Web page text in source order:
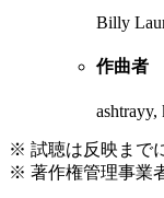
Billy
作曲者
ashtrayy,
※ 試聴は反映まで
※ 著作権管理事業